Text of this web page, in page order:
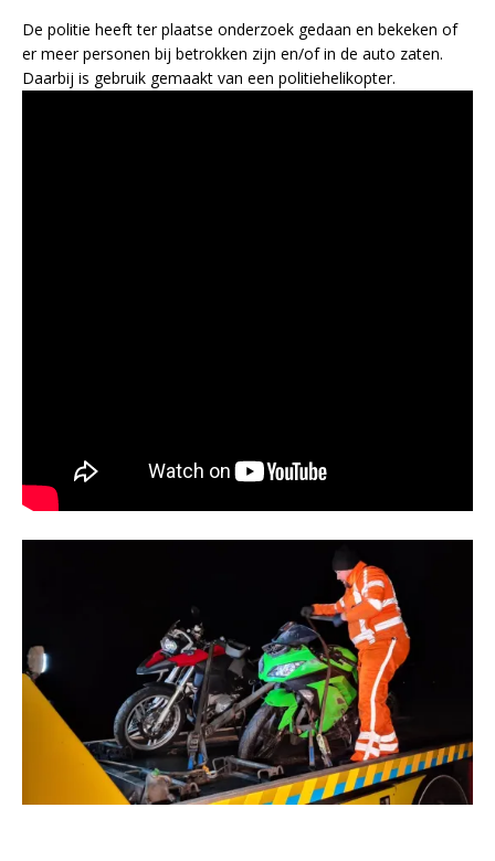
De politie heeft ter plaatse onderzoek gedaan en bekeken of
er meer personen bij betrokken zijn en/of in de auto zaten.
Daarbij is gebruik gemaakt van een politiehelikopter.